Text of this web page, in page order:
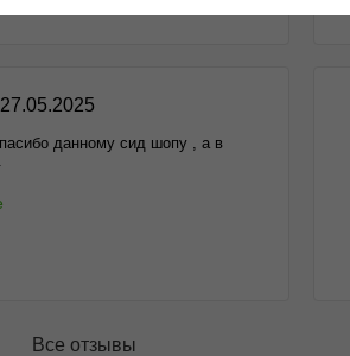
данному сид шопу , а в
Все отзывы